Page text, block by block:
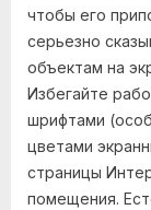
чтобы его
серьезно
объектам на
Избегайте
шрифтами
цветами
страницы
помещения.